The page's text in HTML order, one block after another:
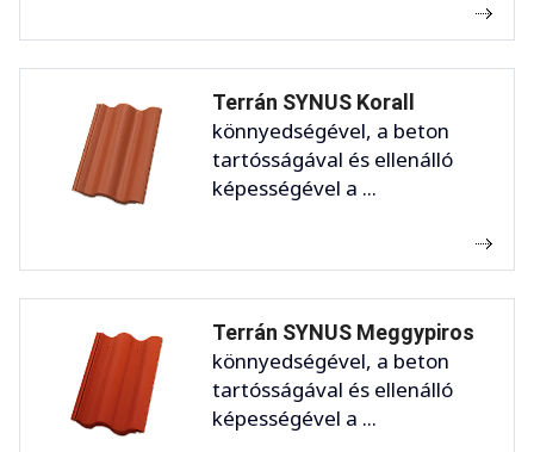
Terrán SYNUS Korall
könnyedségével, a beton
tartósságával és ellenálló
képességével a ...
Terrán SYNUS Meggypiros
könnyedségével, a beton
tartósságával és ellenálló
képességével a ...